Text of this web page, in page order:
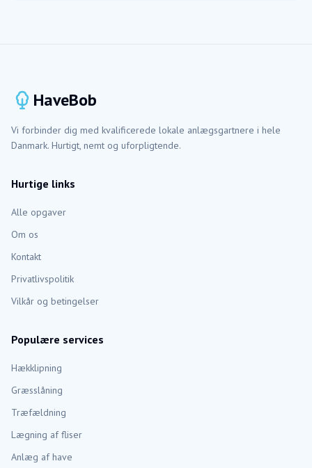
HaveBob
Vi forbinder dig med kvalificerede lokale anlægsgartnere i hele
Danmark. Hurtigt, nemt og uforpligtende.
Hurtige links
Alle opgaver
Om os
Kontakt
Privatlivspolitik
Vilkår og betingelser
Populære services
Hækklipning
Græsslåning
Træfældning
Lægning af fliser
Anlæg af have